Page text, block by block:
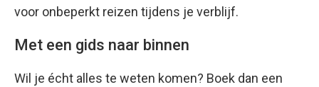
voor onbeperkt reizen tijdens je verblijf.
Met een gids naar binnen
Wil je écht alles te weten komen? Boek dan een